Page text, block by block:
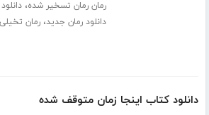
رمان رمان تسخیر شده،
دانلود رمان جدید،رمان تخیلی
دانلود کتاب اینجا زمان متوقف شده